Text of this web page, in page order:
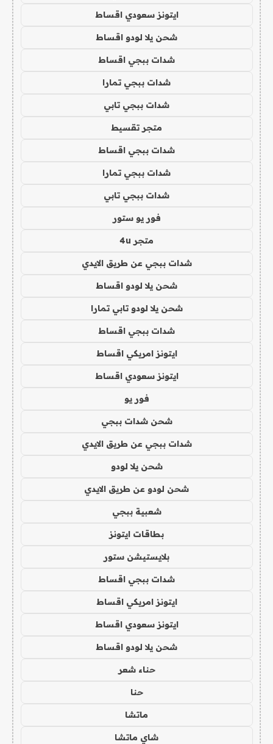
ايتونز سعودي اقساط
شحن يلا لودو اقساط
شدات ببجي اقساط
شدات ببجي تمارا
شدات ببجي تابي
متجر تقسيط
شدات ببجي اقساط
شدات ببجي تمارا
شدات ببجي تابي
فور يو ستور
متجر 4u
شدات ببجي عن طريق الايدي
شحن يلا لودو اقساط
شحن يلا لودو تابي تمارا
شدات ببجي اقساط
ايتونز امريكي اقساط
ايتونز سعودي اقساط
فور يو
شحن شدات ببجي
شدات ببجي عن طريق الايدي
شحن يلا لودو
شحن لودو عن طريق الايدي
شعبية ببجي
بطاقات ايتونز
بلايستيشن ستور
شدات ببجي اقساط
ايتونز امريكي اقساط
ايتونز سعودي اقساط
شحن يلا لودو اقساط
حناء شعر
حنا
ماتشا
شاي ماتشا